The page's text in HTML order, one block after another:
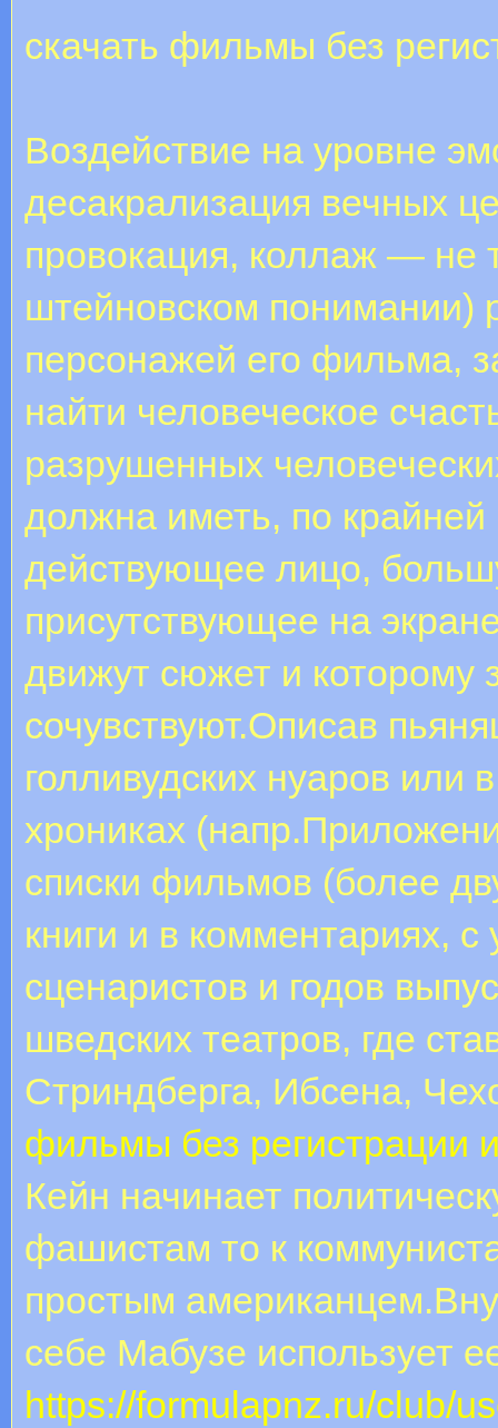
скачать фильмы без
Воздействие на уровне
десакрализация вечных
провокация, коллаж — не
штейновском понимании)
персонажей его фильма,
найти человеческое
разрушенных
должна иметь, по крайней
действующее лицо,
присутствующее на
движут сюжет и которому
сочувствуют.Описав
голливудских нуаров
хрониках
списки фильмов (более
книги и в комментариях,
сценаристов и годов
шведских театров, где
Стриндберга, Ибсена,
фильмы без регистрации
Кейн начинает
фашистам то к
простым
себе Мабузе использует
https://formulapnz.ru/club/